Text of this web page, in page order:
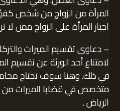
المرأة من الزواج من شخص
اجبار المرأة على الزواج ممن لا
– دعاوى تقسيم الميراث
لامتناع أحد الورثة عن تقسيم
في ذلك. وهنا سوف تحتاج
متخصص في قضايا الميراث
الرياض .